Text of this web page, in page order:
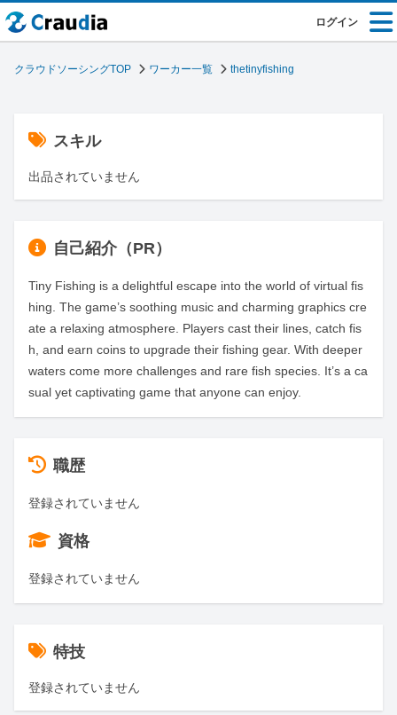
ログイン
クラウドソーシングTOP ワーカー一覧 thetinyfishing
スキル
出品されていません
自己紹介（PR）
Tiny Fishing is a delightful escape into the world of virtual fis
hing. The game’s soothing music and charming graphics cre
ate a relaxing atmosphere. Players cast their lines, catch fis
h, and earn coins to upgrade their fishing gear. With deeper
waters come more challenges and rare fish species. It’s a ca
sual yet captivating game that anyone can enjoy.
職歴
登録されていません
資格
登録されていません
特技
登録されていません